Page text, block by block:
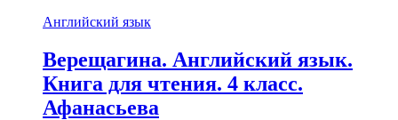
Английский язык
Верещагина. Английский язык.
Книга для чтения. 4 класс.
Афанасьева